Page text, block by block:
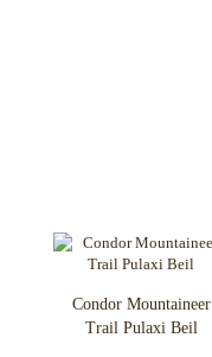
Condor Mountaineer
Trail Pulaxi Beil